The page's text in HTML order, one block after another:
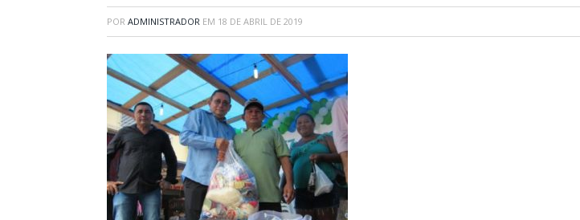
POR ADMINISTRADOR EM 18 DE ABRIL DE 2019